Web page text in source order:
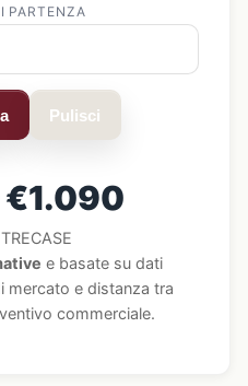
PARTENZA
Pulisci
e basate su dati
mercato e distanza tra
commerciale.